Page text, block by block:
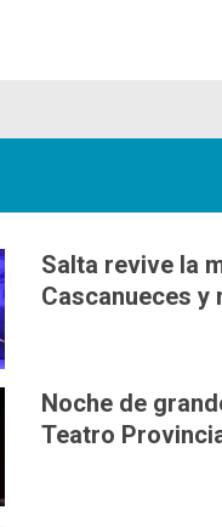
Salta revive la
Cascanueces y
Noche de
Teatro